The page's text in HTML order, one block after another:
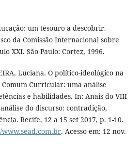
um tesouro a descobrir.
da Comissão Internacional sobre
XXI. São Paulo: Cortez, 1996.
Luciana. O político-ideológico na
Comum Curricular: uma análise
e habilidades. In: Anais do VIII
do discurso: contradição,
Recife, 12 a 15 set 2017, p. 1-10.
. Acesso em: 12 nov.